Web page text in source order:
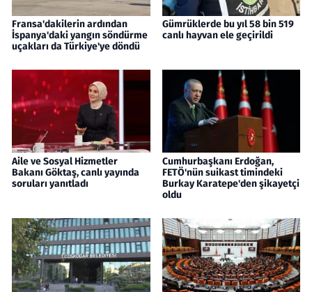
Fransa'dakilerin ardından
İspanya'daki yangın söndürme
uçakları da Türkiye'ye döndü
Gümrüklerde bu yıl 58 bin 519
canlı hayvan ele geçirildi
Aile ve Sosyal Hizmetler
Bakanı Göktaş, canlı yayında
soruları yanıtladı
Cumhurbaşkanı Erdoğan,
FETÖ'nün suikast timindeki
Burkay Karatepe'den şikayetçi
oldu